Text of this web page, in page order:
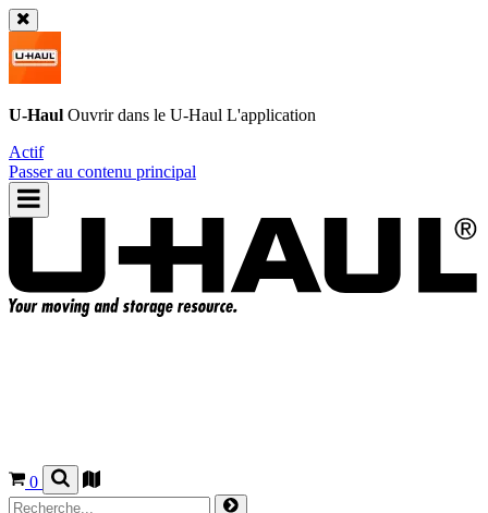
U-Haul Ouvrir dans le U-Haul L'application
Actif
Passer au contenu principal
0